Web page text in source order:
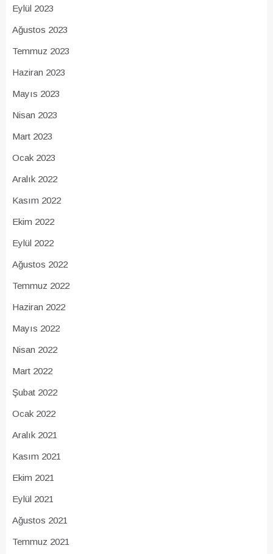
Eylül 2023
Ağustos 2023
Temmuz 2023
Haziran 2023
Mayıs 2023
Nisan 2023
Mart 2023
Ocak 2023
Aralık 2022
Kasım 2022
Ekim 2022
Eylül 2022
Ağustos 2022
Temmuz 2022
Haziran 2022
Mayıs 2022
Nisan 2022
Mart 2022
Şubat 2022
Ocak 2022
Aralık 2021
Kasım 2021
Ekim 2021
Eylül 2021
Ağustos 2021
Temmuz 2021